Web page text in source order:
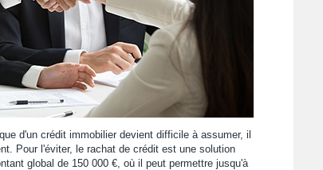
d'un crédit immobilier devient difficile à assumer, il
Pour l'éviter, le rachat de crédit est une solution
global de 150 000 €, où il peut permettre jusqu'à